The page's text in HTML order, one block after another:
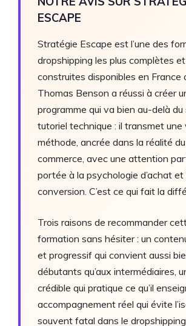
ESCAPE
Stratégie Escape est l’une des
dropshipping les plus complètes
construites disponibles en France
Thomas Benson a réussi à créer
programme qui va bien au-delà du
tutoriel technique : il transmet une
méthode, ancrée dans la réalité
commerce, avec une attention
portée à la psychologie d’achat et
conversion. C’est ce qui fait la
Trois raisons de recommander
formation sans hésiter : un
et progressif qui convient aussi
débutants qu’aux intermédiaires,
crédible qui pratique ce qu’il
accompagnement réel qui évite
souvent fatal dans le